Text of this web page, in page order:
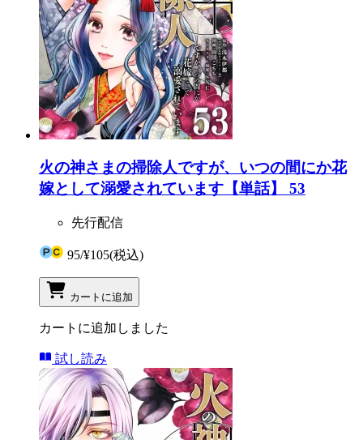
火の神さまの掃除人ですが、いつの間にか花
嫁として溺愛されています【単話】 53
先行配信
95/¥105(税込)
カートに追加
カートに追加しました
試し読み